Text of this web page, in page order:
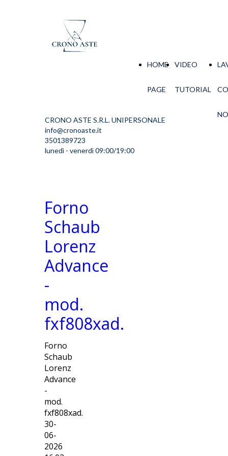
CRONO ASTE S.R.L. UNIPERSONALE
info@cronoaste.it
3501389723
lunedì - venerdì 09:00/19:00
HOME
PAGE
VIDEO
TUTORIAL
Forno
Schaub
Lorenz
Advance
-
mod.
fxf808xad.
Forno
Schaub
Lorenz
Advance
-
mod.
fxf808xad.
30-
06-
2026